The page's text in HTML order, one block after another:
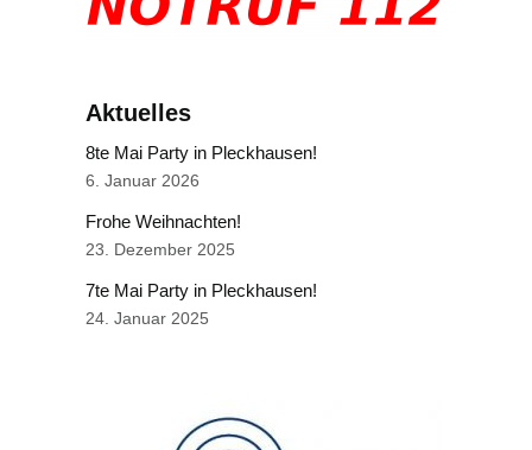
Aktuelles
8te Mai Party in Pleckhausen!
6. Januar 2026
Frohe Weihnachten!
23. Dezember 2025
7te Mai Party in Pleckhausen!
24. Januar 2025